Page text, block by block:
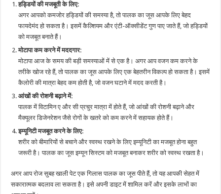
हड्डियों की मजबूती के लिए:
अगर आपको कमजोर हड्डियों की समस्या है, तो पालक का जूस आपके लिए बेहद
फायदेमंद हो सकता है। इसमें कैल्शियम और एंटी-ऑक्सीडेंट गुण पाए जाते हैं, जो हड्डियों
को मजबूत बनाते हैं।
मोटापा कम करने में मददगार:
मोटापा आज के समय की बड़ी समस्याओं में से एक है। अगर आप वजन कम करने के
तरीके खोज रहे हैं, तो पालक का जूस आपके लिए एक बेहतरीन विकल्प हो सकता है। इसमें
कैलोरी की मात्रा बेहद कम होती है, जो वजन घटाने में मदद करती है।
आंखों की रोशनी बढ़ाने में:
पालक में विटामिन ए और सी प्रचुर मात्रा में होते हैं, जो आंखों की रोशनी बढ़ाने और
मैक्यूलर डिजेनरेशन जैसे रोगों के खतरे को कम करने में सहायक होते हैं।
इम्यूनिटी मजबूत करने के लिए:
शरीर को बीमारियों से बचाने और स्वस्थ रखने के लिए इम्यूनिटी का मजबूत होना बहुत
जरूरी है। पालक का जूस इम्यून सिस्टम को मजबूत बनाकर शरीर को स्वस्थ रखता है।
अगर आप रोज सुबह खाली पेट एक गिलास पालक का जूस पीते हैं, तो यह आपकी सेहत में
सकारात्मक बदलाव ला सकता है। इसे अपनी डाइट में शामिल करें और इसके लाभों का